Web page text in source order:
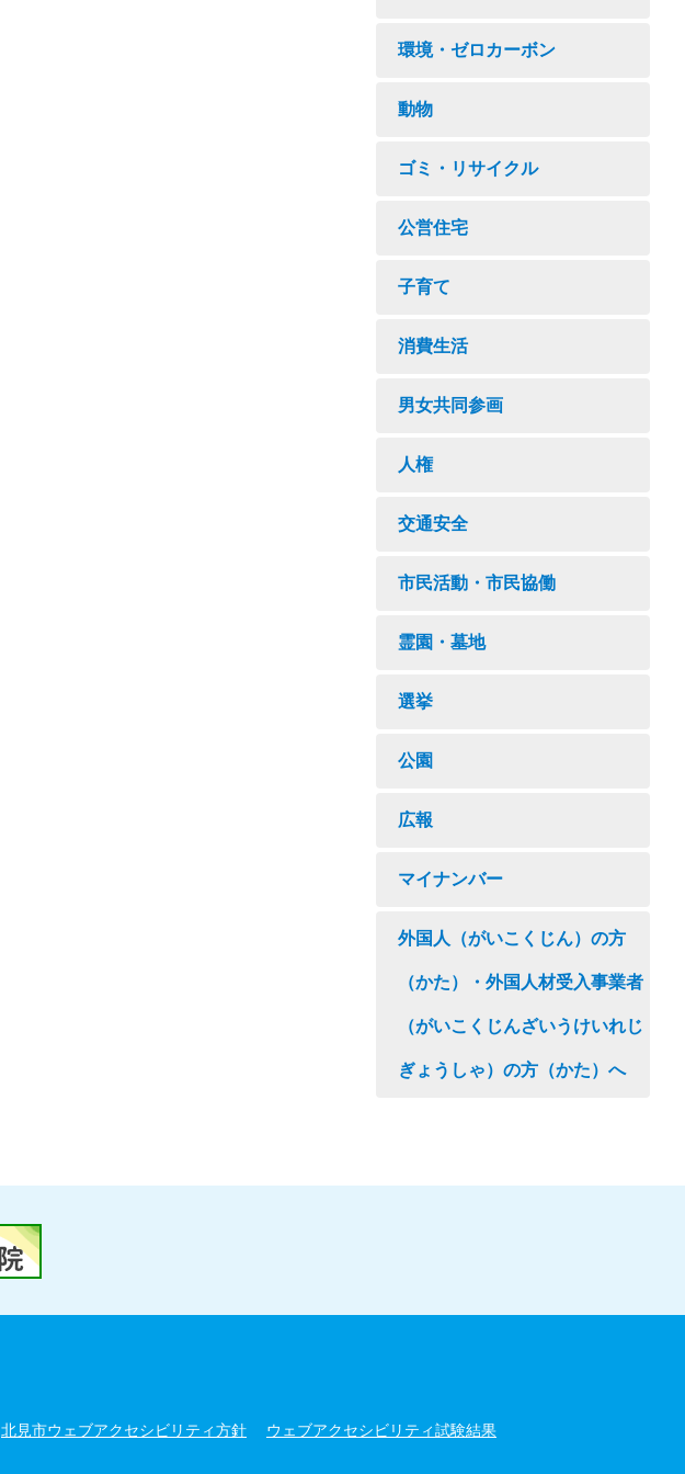
環境・ゼロカーボン
動物
ゴミ・リサイクル
公営住宅
子育て
消費生活
男女共同参画
人権
交通安全
市民活動・市民協働
霊園・墓地
選挙
公園
広報
マイナンバー
外国人（がいこくじん）の方
（かた）・外国人材受入事業者
（がいこくじんざいうけいれじ
ぎょうしゃ）の方（かた）へ
北見市ウェブアクセシビリティ方針 ウェブアクセシビリティ試験結果